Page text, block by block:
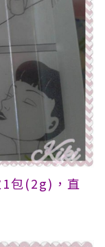
包(2g)，直